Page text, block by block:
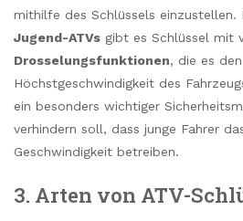
mithilfe des Schlüssels einzustellen.
Jugend-ATVs gibt es Schlüssel mit
Drosselungsfunktionen, die es
Höchstgeschwindigkeit des
ein besonders wichtiger
verhindern soll, dass junge Fahrer
Geschwindigkeit betreiben.
3. Arten von ATV-